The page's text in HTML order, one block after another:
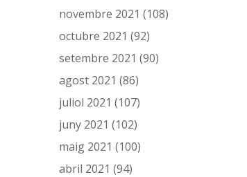
novembre 2021 (108)
octubre 2021 (92)
setembre 2021 (90)
agost 2021 (86)
juliol 2021 (107)
juny 2021 (102)
maig 2021 (100)
abril 2021 (94)